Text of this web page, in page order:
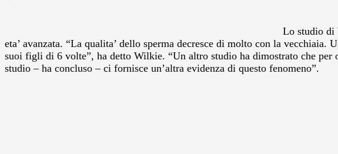
Lo studio di
eta’ avanzata. “La qualita’ dello sperma decresce di molto con la
suoi figli di 6 volte”, ha detto Wilkie. “Un altro studio ha dimostrato che
studio – ha concluso – ci fornisce un’altra evidenza di questo fenomeno”.